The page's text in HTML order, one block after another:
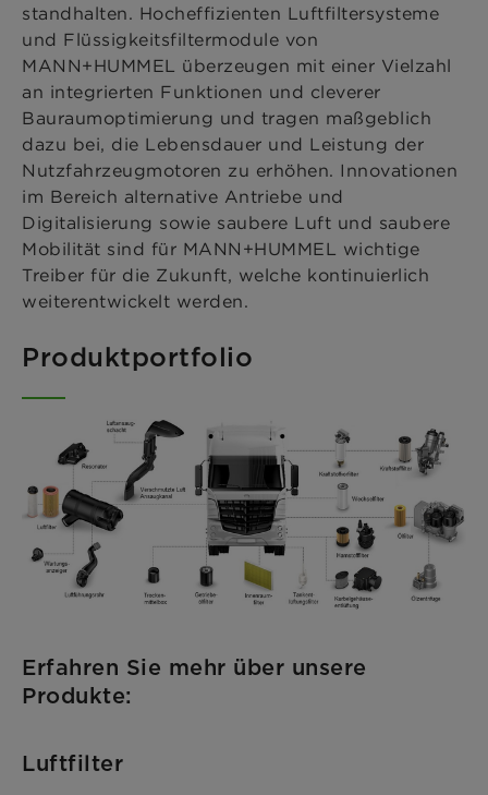
standhalten. Hocheffizienten Luftfiltersysteme
und Flüssigkeitsfiltermodule von
MANN+HUMMEL überzeugen mit einer Vielzahl
an integrierten Funktionen und cleverer
Bauraumoptimierung und tragen maßgeblich
dazu bei, die Lebensdauer und Leistung der
Nutzfahrzeugmotoren zu erhöhen. Innovationen
im Bereich alternative Antriebe und
Digitalisierung sowie saubere Luft und saubere
Mobilität sind für MANN+HUMMEL wichtige
Treiber für die Zukunft, welche kontinuierlich
weiterentwickelt werden.
Produktportfolio
Erfahren Sie mehr über unsere
Produkte:
Luftfilter